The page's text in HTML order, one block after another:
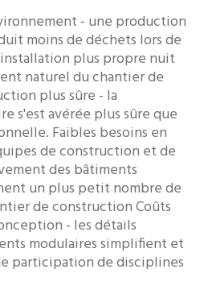
- une production
moins de déchets lors de
plus propre nuit
naturel du chantier de
plus sûre - la
s'est avérée plus sûre que
Faibles besoins en
de construction et de
des bâtiments
un plus petit nombre de
de construction Coûts
- les détails
modulaires simplifient et
participation de disciplines